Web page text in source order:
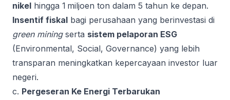
nikel hingga 1 miljoen ton dalam 5 tahun ke depan.
Insentif fiskal bagi perusahaan yang berinvestasi di
green miningserta sistem pelaporan ESG
(Environmental, Social, Governance) yang lebih
transparan meningkatkan kepercayaan investor luar
negeri.
c. Pergeseran Ke Energi Terbarukan